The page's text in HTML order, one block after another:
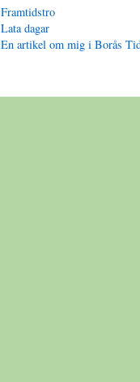
Framtidstro
Lata dagar
En artikel om mig i Borås